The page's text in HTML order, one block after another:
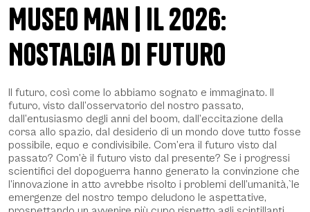
Museo Man | il 2026: Nostalgia di futuro -
Museo Man | il 2026:
Nostalgia di futuro
Descrizione
Il futuro, così come lo abbiamo sognato e immaginato. Il
futuro, visto dall’osservatorio del nostro passato,
dall’entusiasmo degli anni del boom, dall’eccitazione della
corsa allo spazio, dal desiderio di un mondo dove tutto fosse
possibile, equo e condivisibile. Com’era il futuro visto dal
passato? Com’è il futuro visto dal presente? Se i progressi
scientifici del dopoguerra hanno generato la convinzione che
l’innovazione in atto avrebbe risolto i problemi dell’umanità̀, le
emergenze del nostro tempo deludono le aspettative,